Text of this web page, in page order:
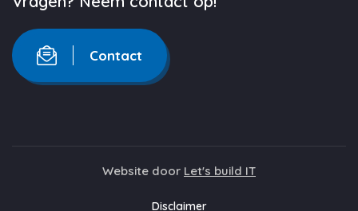
Contact
Website door Let's build IT
Disclaimer